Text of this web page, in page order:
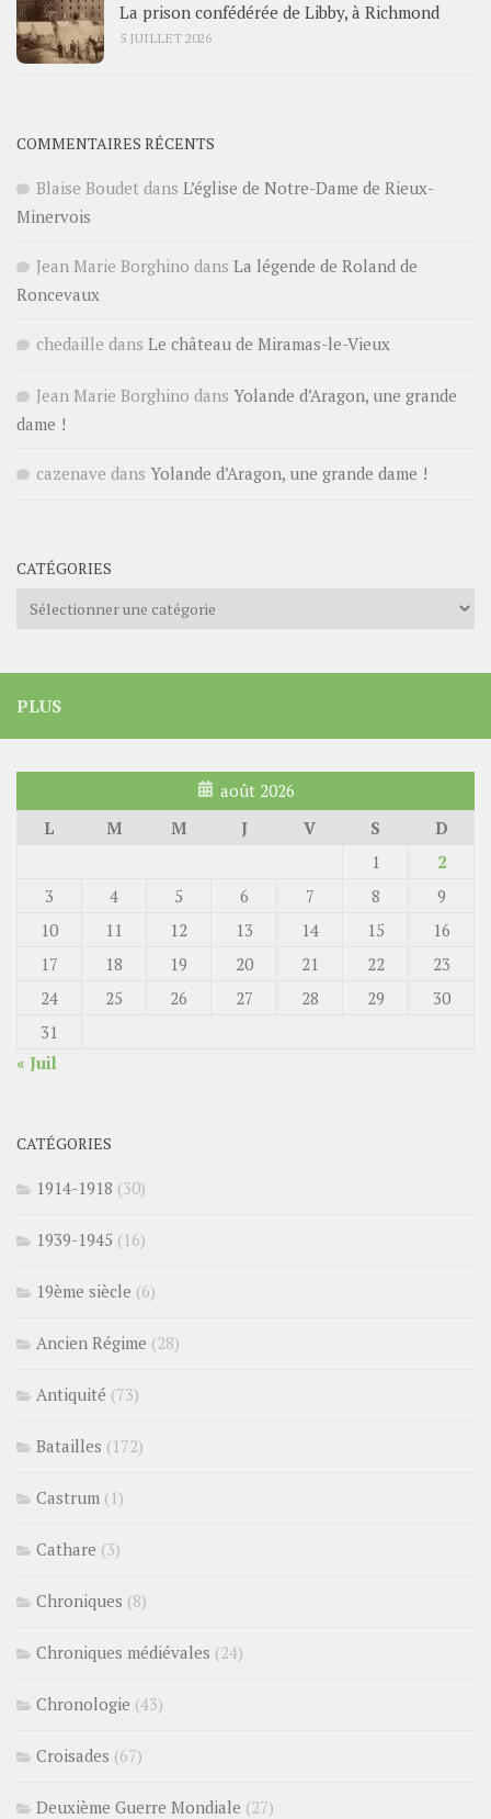
La prison confédérée de Libby, à Richmond
5 JUILLET 2026
COMMENTAIRES RÉCENTS
Blaise Boudet dans L’église de Notre-Dame de Rieux-
Minervois
Jean Marie Borghino dans La légende de Roland de
Roncevaux
chedaille dans Le château de Miramas-le-Vieux
Jean Marie Borghino dans Yolande d’Aragon, une grande
dame !
cazenave dans Yolande d’Aragon, une grande dame !
CATÉGORIES
Catégories
PLUS
août 2026
L
M M J V S
D
1
2
3
4 5 6 7 8
9
10
11 12 13 14 15
16
17
18 19 20 21 22
23
24
25 26 27 28 29
30
31
« Juil
CATÉGORIES
1914-1918 (30)
1939-1945 (16)
19ème siècle (6)
Ancien Régime (28)
Antiquité (73)
Batailles (172)
Castrum (1)
Cathare (3)
Chroniques (8)
Chroniques médiévales (24)
Chronologie (43)
Croisades (67)
Deuxième Guerre Mondiale (27)